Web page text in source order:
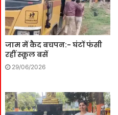
जाम में कैद बचपन:- घंटों फंसी
रहीं स्कूल बसें
29/06/2026